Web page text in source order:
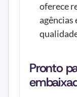
oferece
agências
Pronto